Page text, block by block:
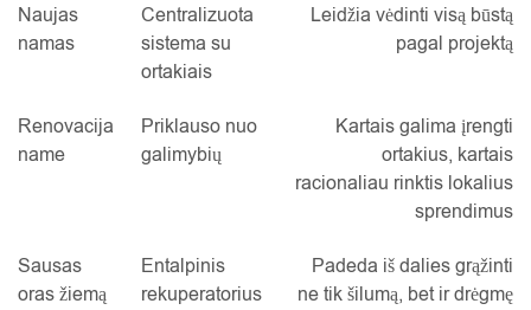
Naujas
namas
Centralizuota
sistema su
ortakiais
Leidžia vėdinti visą būstą
pagal projektą
Renovacija
name
Priklauso nuo
galimybių
Kartais galima įrengti
ortakius, kartais
racionaliau rinktis lokalius
sprendimus
Sausas
oras žiemą
Entalpinis
rekuperatorius
Padeda iš dalies grąžinti
ne tik šilumą, bet ir drėgmę